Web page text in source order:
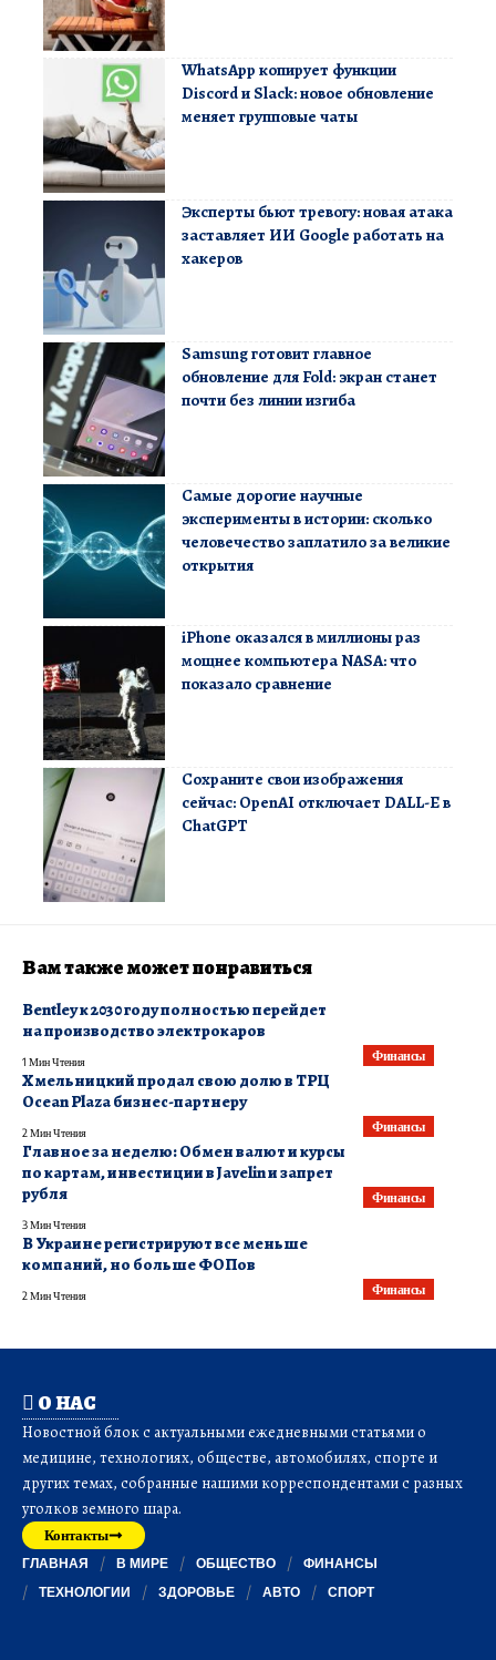
WhatsApp копирует функции
Discord и Slack: новое обновление
меняет групповые чаты
Эксперты бьют тревогу: новая атака
заставляет ИИ Google работать на
хакеров
Samsung готовит главное
обновление для Fold: экран станет
почти без линии изгиба
Самые дорогие научные
эксперименты в истории: сколько
человечество заплатило за великие
открытия
iPhone оказался в миллионы раз
мощнее компьютера NASA: что
показало сравнение
Сохраните свои изображения
сейчас: OpenAI отключает DALL-E в
ChatGPT
Вам также может понравиться
Финансы
Bentley к 2030 году полностью перейдет
на производство электрокаров
1 Мин Чтения
Финансы
Хмельницкий продал свою долю в ТРЦ
Ocean Plaza бизнес-партнеру
2 Мин Чтения
Финансы
Главное за неделю: Обмен валют и курсы
по картам, инвестиции в Javelin и запрет
рубля
3 Мин Чтения
Финансы
В Украине регистрируют все меньше
компаний, но больше ФОПов
2 Мин Чтения
О НАС
Новостной блок с актуальными ежедневными статьями о
медицине, технологиях, обществе, автомобилях, спорте и
других темах, собранные нашими корреспондентами с разных
уголков земного шара.
Контакты
ГЛАВНАЯ В МИРЕ ОБЩЕСТВО
ФИНАНСЫ
ТЕХНОЛОГИИ
ЗДОРОВЬЕ АВТО СПОРТ